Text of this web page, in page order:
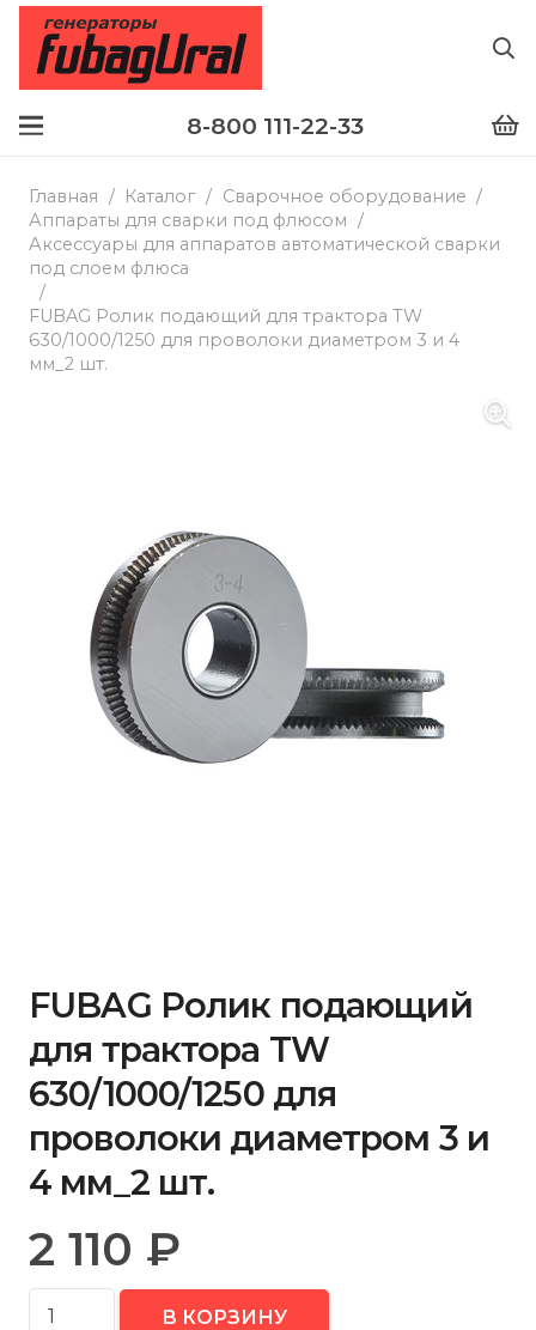
8-800 111-22-33
Главная / Каталог / Сварочное оборудование /
Аппараты для сварки под флюсом /
Аксессуары для аппаратов автоматической сварки
под слоем флюса
/
FUBAG Ролик подающий для трактора TW
630/1000/1250 для проволоки диаметром 3 и 4
мм_2 шт.
FUBAG Ролик подающий
для трактора TW
630/1000/1250 для
проволоки диаметром 3 и
4 мм_2 шт.
2 110 ₽
Количество
В КОРЗИНУ